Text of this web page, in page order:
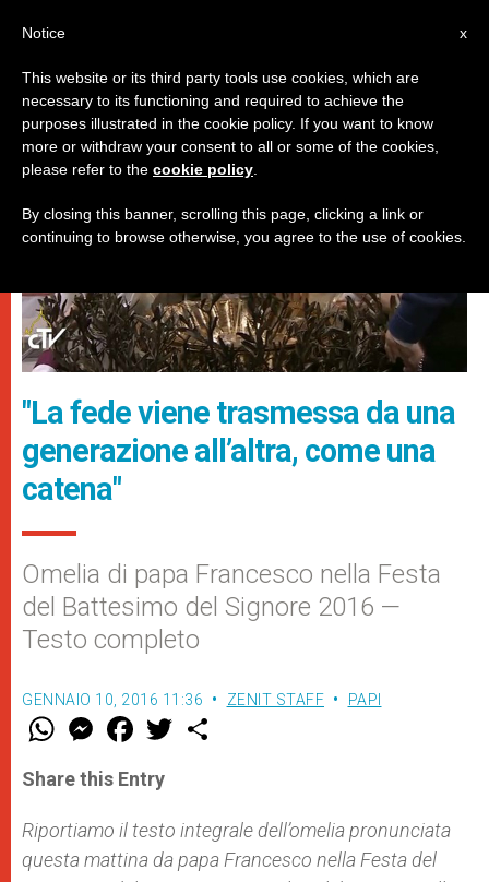
PAPI
"La fede viene trasmessa da una
generazione all’altra, come una
catena"
Omelia di papa Francesco nella Festa
del Battesimo del Signore 2016 —
Testo completo
GENNAIO 10, 2016 11:36 ZENIT STAFF PAPI
W
t
s
p
p
M
e
s
e
g
e
r
F
a
e
b
o
k
w
r
Share this Entry
Riportiamo il testo integrale dell’omelia pronunciata
questa mattina da papa Francesco nella Festa del
x
Notice
This website or its third party tools use cookies, which are
necessary to its functioning and required to achieve the
purposes illustrated in the cookie policy. If you want to know
more or withdraw your consent to all or some of the cookies,
please refer to the cookie policy
By closing this banner, scrolling this page, clicking a link or
continuing to browse otherwise, you agree to the use of cookies.